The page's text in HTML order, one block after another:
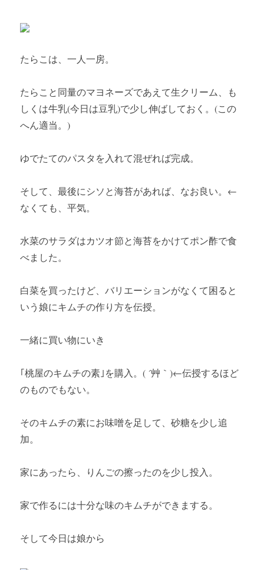
たらこは、一人一房。
たらこと同量のマヨネーズであえて生クリーム、も
しくは牛乳(今日は豆乳)で少し伸ばしておく。(この
へん適当。)
ゆでたてのパスタを入れて混ぜれば完成。
そして、最後にシソと海苔があれば、なお良い。←
なくても、平気。
水菜のサラダはカツオ節と海苔をかけてポン酢で食
べました。
白菜を買ったけど、バリエーションがなくて困ると
いう娘にキムチの作り方を伝授。
一緒に買い物にいき
｢桃屋のキムチの素｣を購入。( ´艸｀)←伝授するほど
のものでもない。
そのキムチの素にお味噌を足して、砂糖を少し追
加。
家にあったら、りんごの擦ったのを少し投入。
家で作るには十分な味のキムチができまする。
そして今日は娘から